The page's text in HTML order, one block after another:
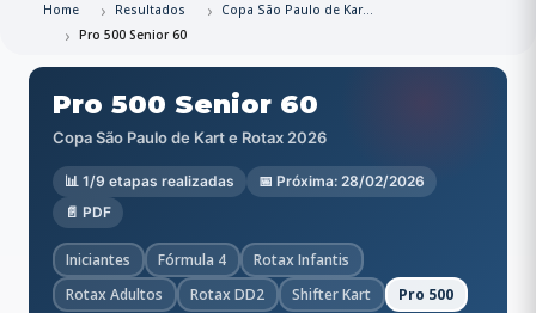
Home Resultados
Copa São Paulo de Kart e Rotax 2026
Pro 500 Senior 60
Pro 500 Senior 60
Copa São Paulo de Kart e Rotax 2026
📊 1/9 etapas realizadas
📅 Próxima: 28/02/2026
📄 PDF
Iniciantes Fórmula 4
Rotax Infantis
Rotax Adultos
Rotax DD2 Shifter Kart Pro 500